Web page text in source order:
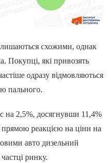
схожими, однак
Покупці, які привозять
одразу відмовляються
пального.
на 2,5%, досягнувши 11,4%
реакцією на ціни на
авто дизельний
ринку.